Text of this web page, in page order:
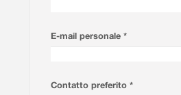
E-mail personale *
Contatto preferito *